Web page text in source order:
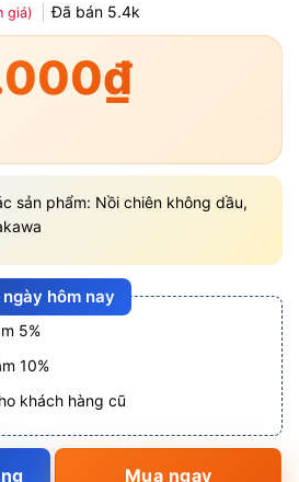
giá) Đã bán 5.4k
₫
sản phẩm: Nồi chiên không dầu,
hôm nay
5%
10%
khách hàng cũ
Mua ngay